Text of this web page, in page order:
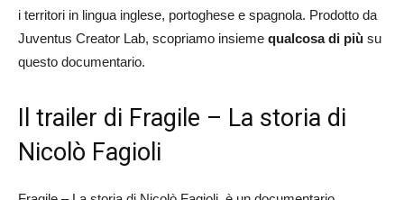
i territori in lingua inglese, portoghese e spagnola. Prodotto da
Juventus Creator Lab, scopriamo insieme qualcosa di più su
questo documentario.
Il trailer di Fragile – La storia di
Nicolò Fagioli